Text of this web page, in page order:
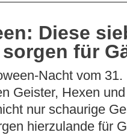
Diese
für
Nacht vom
Geister, Hexen
nur schaurige
hierzulande für